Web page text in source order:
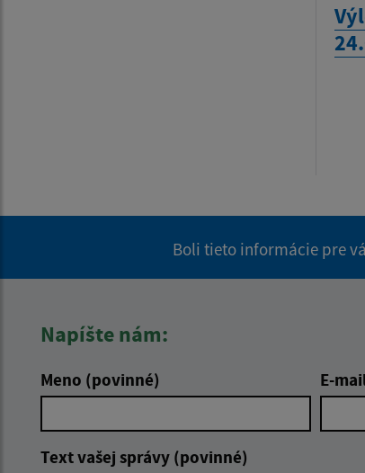
Boli tieto informácie pre
Napíšte nám:
Meno (povinné) E-
Text vašej správy (povinné)